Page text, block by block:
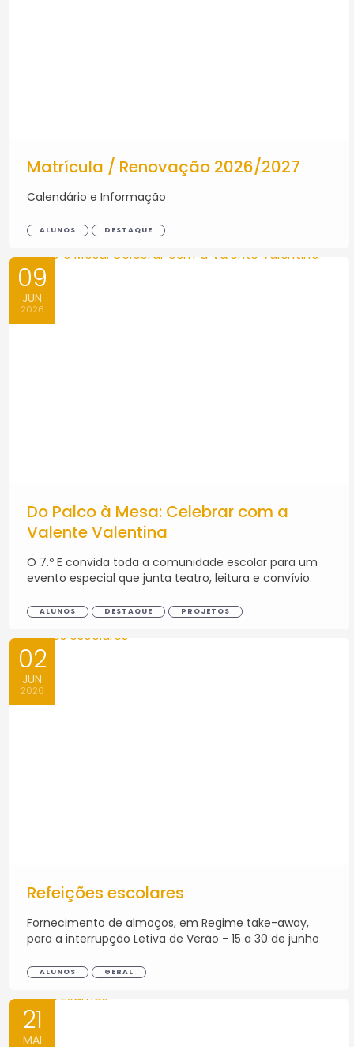
Matrícula / Renovação 2026/2027
Calendário e Informação
ALUNOS DESTAQUE
09
JUN
2026
Do Palco à Mesa: Celebrar com a
Valente Valentina
O 7.º E convida toda a comunidade escolar para um
evento especial que junta teatro, leitura e convívio.
ALUNOS DESTAQUE PROJETOS
02
JUN
2026
Refeições escolares
Fornecimento de almoços, em Regime take-away,
para a interrupção Letiva de Verão - 15 a 30 de junho
ALUNOS GERAL
21
MAI